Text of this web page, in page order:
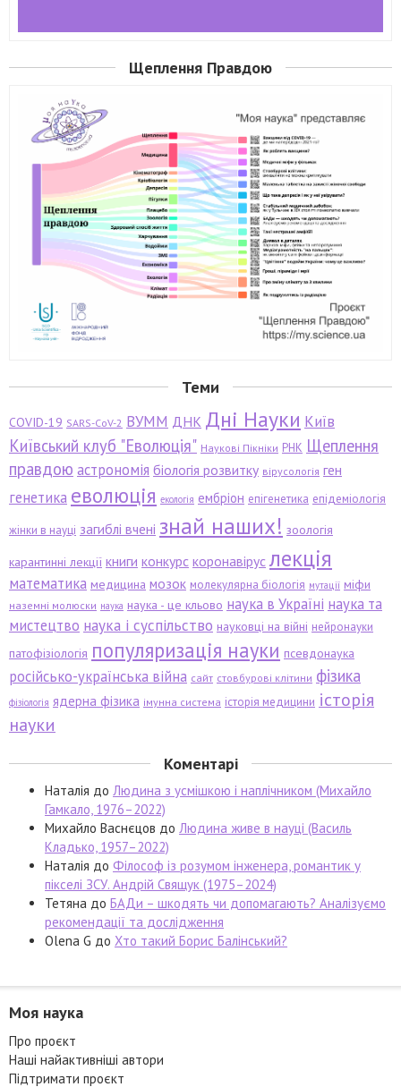
Щеплення Правдою
Теми
COVID-19 SARS-CoV-2 ВУММ ДНК Дні Науки Київ
Київський клуб "Еволюція" Наукові Пікніки РНК Щеплення
правдою астрономія біологія розвитку вірусологія ген
генетика еволюція екологія ембріон епігенетика епідеміологія
жінки в науці загиблі вчені знай наших! зоологія
карантинні лекції книги конкурс коронавірус лекція
математика медицина мозок молекулярна біологія мутації міфи
наземні молюски наука наука - це кльово наука в Україні наука та
мистецтво наука і суспільство науковці на війні нейронауки
патофізіологія популяризація науки псевдонаука
російсько-українська війна сайт стовбурові клітини фізика
фізіологія ядерна фізика імунна система історія медицини історія
науки
Коментарі
Наталія до Людина з усмішкою і наплічником (Михайло
Гамкало, 1976–2022)
Михайло Васнєцов до Людина живе в науці (Василь
Кладько, 1957–2022)
Наталія до Філософ із розумом інженера, романтик у
пікселі ЗСУ. Андрій Свящук (1975–2024)
Тетяна до БАДи – шкодять чи допомагають? Аналізуємо
рекомендації та дослідження
Olena G до Хто такий Борис Балінський?
Моя наука
Про проєкт
Наші найактивніші автори
Підтримати проєкт